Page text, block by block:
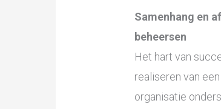
Samenhang en
beheersen
Het hart van
realiseren van
organisatie